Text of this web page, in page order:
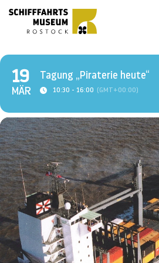
19
MÄR
Tagung „Piraterie heute“
10:30 - 16:00 (GMT+00:00)